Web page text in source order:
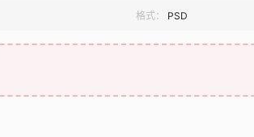
格式： PSD